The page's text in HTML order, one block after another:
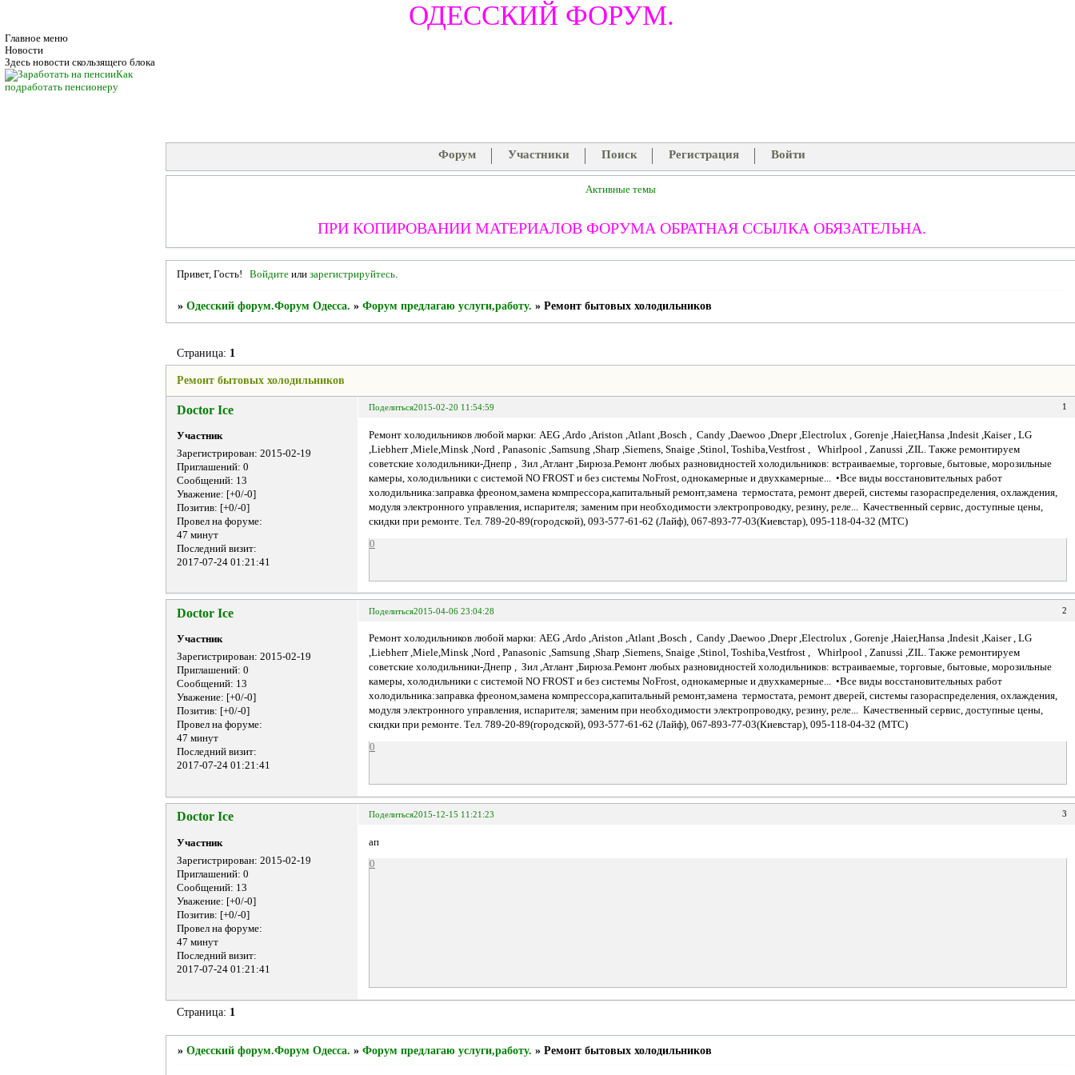
ОДЕССКИЙ ФОРУМ.
Главное меню
Новости
Здесь новости скользящего блока
Как
подработать пенсионеру
Форум Участники Поиск Регистрация Войти
Активные темы
ПРИ КОПИРОВАНИИ МАТЕРИАЛОВ ФОРУМА ОБРАТНАЯ ССЫЛКА ОБЯЗАТЕЛЬНА.
Привет, Гость! Войдитеили зарегистрируйтесь.
» Одесский форум.Форум Одесса. » Форум предлагаю услуги,работу. » Ремонт бытовых холодильников
Ремонт бытовых холодильников
Страница: 1
Поделиться 1
2015-02-20 11:54:59
Doctor Ice
Участник
Зарегистрирован: 2015-02-19
Приглашений: 0
Сообщений: 13
Уважение: [+0/-0]
Позитив: [+0/-0]
Провел на форуме:
47 минут
Последний визит:
2017-07-24 01:21:41
Ремонт холодильников любой марки: AEG ,Ardo ,Ariston ,Atlant ,Bosch , Candy ,Daewoo ,Dnepr ,Electrolux , Gorenje ,Haier,Hansa ,Indesit ,Kaiser , LG
,Liebherr ,Miele,Minsk ,Nord , Panasonic ,Samsung ,Sharp ,Siemens, Snaige ,Stinol, Toshiba,Vestfrost , Whirlpool , Zanussi ,ZIL. Также ремонтируем
советские холодильники-Днепр , Зил ,Атлант ,Бирюза.Ремонт любых разновидностей холодильников: встраиваемые, торговые, бытовые, морозильные
камеры, холодильники с системой NO FROST и без системы NoFrost, однокамерные и двухкамерные... •Все виды восстановительных работ
холодильника:заправка фреоном,замена компрессора,капитальный ремонт,замена термостата, ремонт дверей, системы газораспределения, охлаждения,
модуля электронного управления, испарителя; заменим при необходимости электропроводку, резину, реле... Качественный сервис, доступные цены,
скидки при ремонте. Тел. 789-20-89(городской), 093-577-61-62 (Лайф), 067-893-77-03(Киевстар), 095-118-04-32 (МТС)
0
Поделиться 2
2015-04-06 23:04:28
Doctor Ice
Участник
Зарегистрирован: 2015-02-19
Приглашений: 0
Сообщений: 13
Уважение: [+0/-0]
Позитив: [+0/-0]
Провел на форуме:
47 минут
Последний визит:
2017-07-24 01:21:41
Ремонт холодильников любой марки: AEG ,Ardo ,Ariston ,Atlant ,Bosch , Candy ,Daewoo ,Dnepr ,Electrolux , Gorenje ,Haier,Hansa ,Indesit ,Kaiser , LG
,Liebherr ,Miele,Minsk ,Nord , Panasonic ,Samsung ,Sharp ,Siemens, Snaige ,Stinol, Toshiba,Vestfrost , Whirlpool , Zanussi ,ZIL. Также ремонтируем
советские холодильники-Днепр , Зил ,Атлант ,Бирюза.Ремонт любых разновидностей холодильников: встраиваемые, торговые, бытовые, морозильные
камеры, холодильники с системой NO FROST и без системы NoFrost, однокамерные и двухкамерные... •Все виды восстановительных работ
холодильника:заправка фреоном,замена компрессора,капитальный ремонт,замена термостата, ремонт дверей, системы газораспределения, охлаждения,
модуля электронного управления, испарителя; заменим при необходимости электропроводку, резину, реле... Качественный сервис, доступные цены,
скидки при ремонте. Тел. 789-20-89(городской), 093-577-61-62 (Лайф), 067-893-77-03(Киевстар), 095-118-04-32 (МТС)
0
Поделиться 3
2015-12-15 11:21:23
Doctor Ice
Участник
Зарегистрирован: 2015-02-19
Приглашений: 0
Сообщений: 13
Уважение: [+0/-0]
Позитив: [+0/-0]
Провел на форуме:
47 минут
Последний визит:
2017-07-24 01:21:41
ап
0
Страница: 1
» Одесский форум.Форум Одесса. » Форум предлагаю услуги,работу. » Ремонт бытовых холодильников